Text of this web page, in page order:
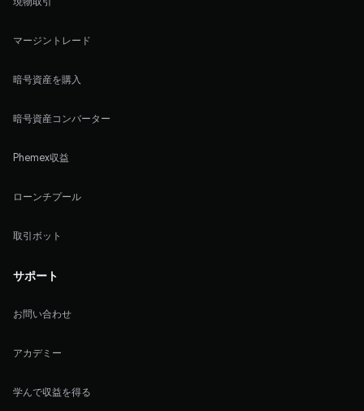
マージントレード
暗号資産を購入
暗号資産コンバーター
Phemex収益
ローンチプール
取引ボット
サポート
お問い合わせ
アカデミー
学んで収益を得る